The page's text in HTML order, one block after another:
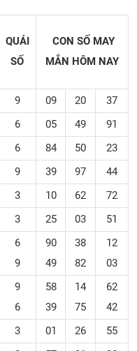
QUÁI
SỐ
CON SỐ MAY
MẮN HÔM NAY
9 09 20
37
6 05 49 91
6 84 50
23
9 39 97 44
3 10 62
72
3 25 03 51
6
9
90
49
38
82
12
03
9
6
58
39
14
75
62
42
3 01 26
55